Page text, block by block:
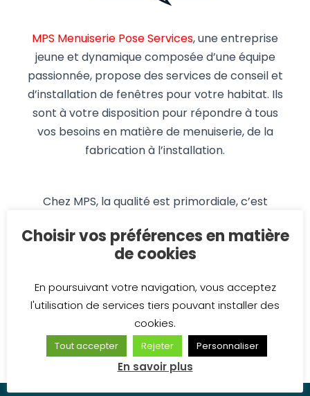
MPS Menuiserie Pose Services, une entreprise
jeune et dynamique composée d’une équipe
passionnée, propose des services de conseil et
d’installation de fenêtres pour votre habitat. Ils
sont à votre disposition pour répondre à tous
vos besoins en matière de menuiserie, de la
fabrication à l’installation.
Chez MPS, la qualité est primordiale, c’est
l’équipe « LE POINT COM » pour marquer leur
véhicule professionnel. Le processus de
projet de marquage véhicule, de découpe des
adhésifs et de pose ont été réalisés dans nos
ateliers.
Choisir vos préférences en matière
de cookies
En poursuivant votre navigation, vous acceptez
l'utilisation de services tiers pouvant installer des
cookies.
Tout accepter Rejeter Personnaliser
En savoir plus